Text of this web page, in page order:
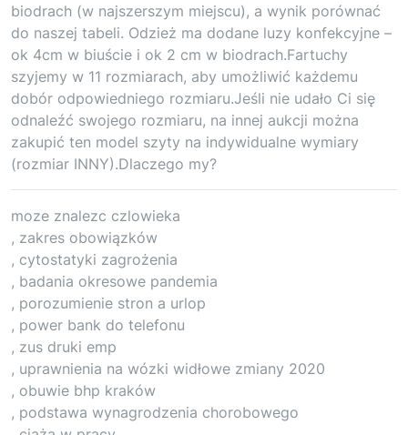
biodrach (w najszerszym miejscu), a wynik porównać
do naszej tabeli. Odzież ma dodane luzy konfekcyjne –
ok 4cm w biuście i ok 2 cm w biodrach.Fartuchy
szyjemy w 11 rozmiarach, aby umożliwić każdemu
dobór odpowiedniego rozmiaru.Jeśli nie udało Ci się
odnaleźć swojego rozmiaru, na innej aukcji można
zakupić ten model szyty na indywidualne wymiary
(rozmiar INNY).Dlaczego my?
moze znalezc czlowieka
, zakres obowiązków
, cytostatyki zagrożenia
, badania okresowe pandemia
, porozumienie stron a urlop
, power bank do telefonu
, zus druki emp
, uprawnienia na wózki widłowe zmiany 2020
, obuwie bhp kraków
, podstawa wynagrodzenia chorobowego